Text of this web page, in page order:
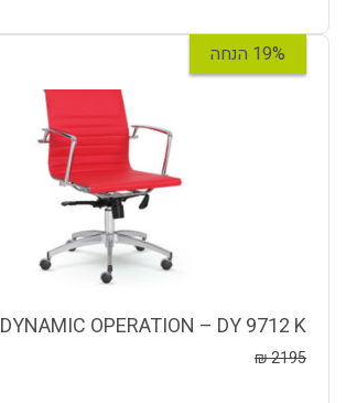
19% הנחה
DYNAMIC OPERATION – DY 9712 K
2195
₪